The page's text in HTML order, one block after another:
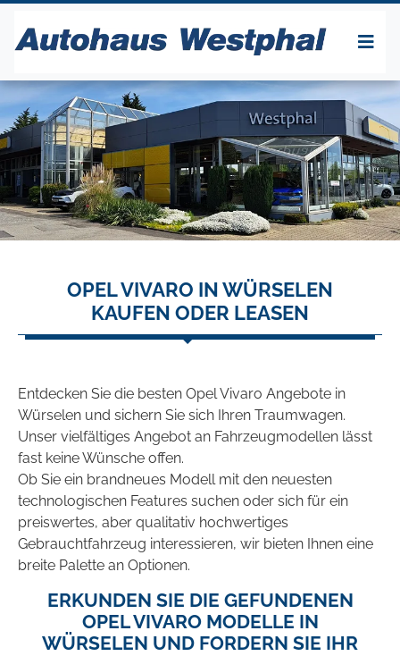
OPEL VIVARO IN WÜRSELEN
KAUFEN ODER LEASEN
Entdecken Sie die besten Opel Vivaro Angebote in
Würselen und sichern Sie sich Ihren Traumwagen.
Unser vielfältiges Angebot an Fahrzeugmodellen lässt
fast keine Wünsche offen.
Ob Sie ein brandneues Modell mit den neuesten
technologischen Features suchen oder sich für ein
preiswertes, aber qualitativ hochwertiges
Gebrauchtfahrzeug interessieren, wir bieten Ihnen eine
breite Palette an Optionen.
ERKUNDEN SIE DIE GEFUNDENEN
OPEL VIVARO MODELLE IN
WÜRSELEN UND FORDERN SIE IHR